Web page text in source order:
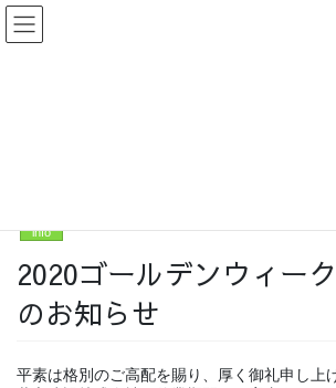
コ
ン
ナ
ビ
info
2020ゴールデンウィー
のお知らせ
平素は格別のご高配を賜り、厚く御礼申し上